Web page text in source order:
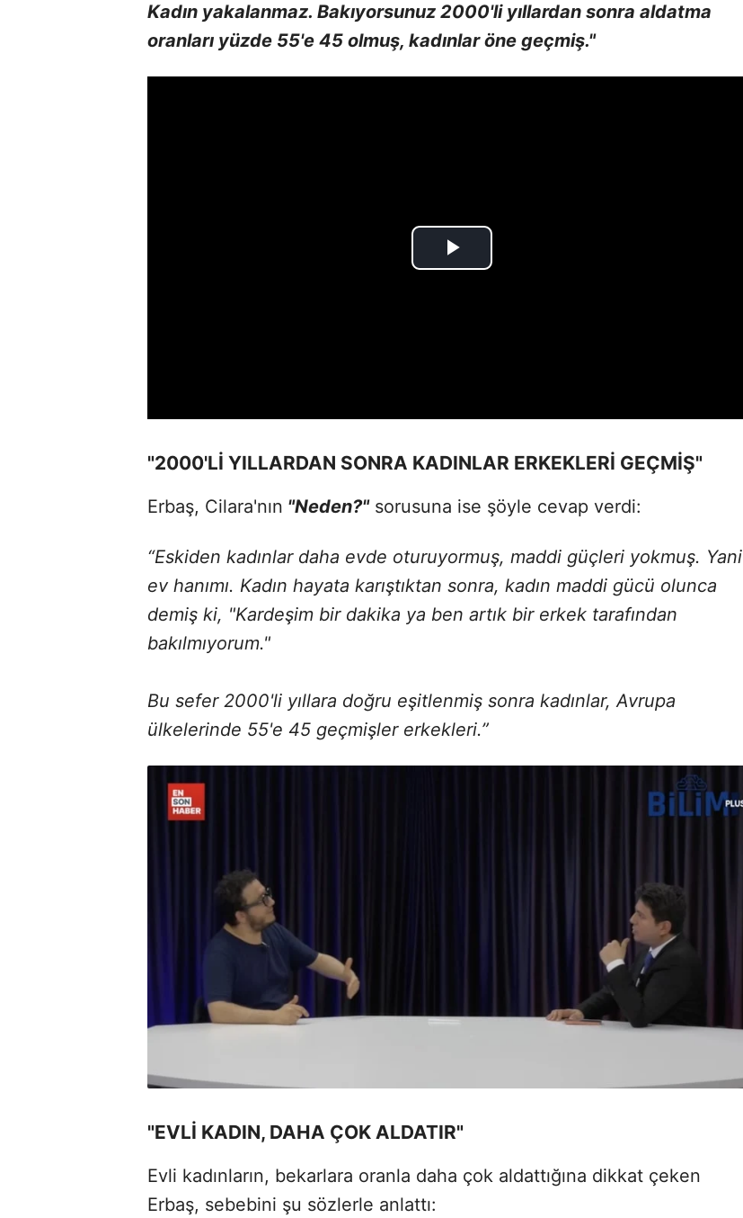
Kadın yakalanmaz. Bakıyorsunuz 2000'li yıllardan sonra aldatma
oranları yüzde 55'e 45 olmuş, kadınlar öne geçmiş."
"2000'Lİ YILLARDAN SONRA KADINLAR ERKEKLERİ GEÇMİŞ"
Erbaş, Cilara'nın "Neden?"sorusuna ise şöyle cevap verdi:
“Eskiden kadınlar daha evde oturuyormuş, maddi güçleri yokmuş. Yani
ev hanımı. Kadın hayata karıştıktan sonra, kadın maddi gücü olunca
demiş ki, "Kardeşim bir dakika ya ben artık bir erkek tarafından
bakılmıyorum."
Bu sefer 2000'li yıllara doğru eşitlenmiş sonra kadınlar, Avrupa
ülkelerinde 55'e 45 geçmişler erkekleri.”
"EVLİ KADIN, DAHA ÇOK ALDATIR"
Evli kadınların, bekarlara oranla daha çok aldattığına dikkat çeken
Erbaş, sebebini şu sözlerle anlattı: